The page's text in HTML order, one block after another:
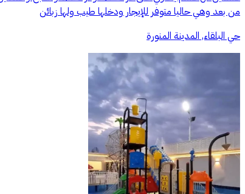
من بعد وهي حاليا متوفر للإيجار ودخلها طيب ولها زبائن
حي البلقاء, المدينة المنورة